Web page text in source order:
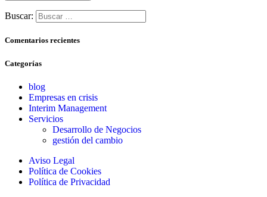
Buscar:
Comentarios recientes
Categorías
blog
Empresas en crisis
Interim Management
Servicios
Desarrollo de Negocios
gestión del cambio
Aviso Legal
Política de Cookies
Política de Privacidad